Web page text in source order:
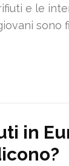
e le
sono
in